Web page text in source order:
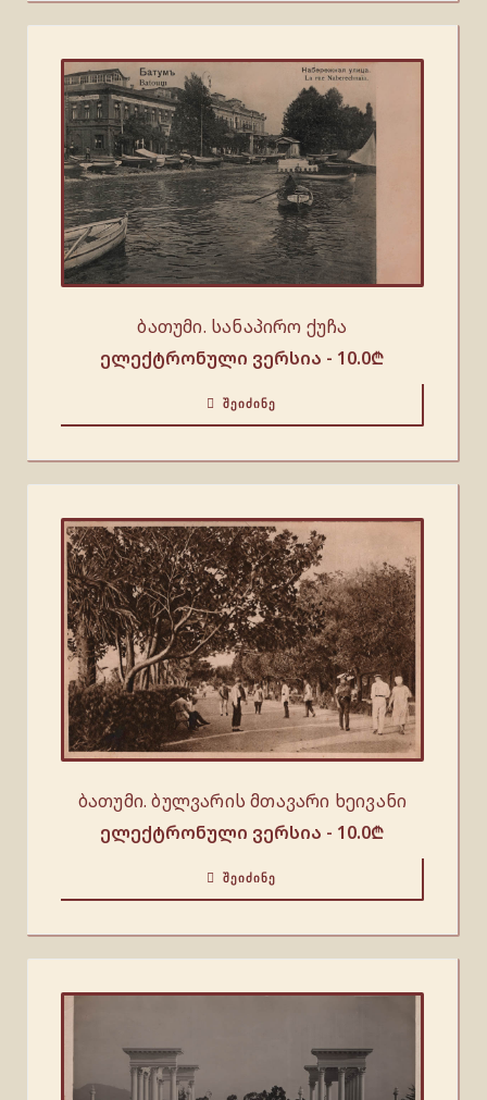
ბათუმი. სანაპირო ქუჩა
ელექტრონული ვერსია - 10.0₾
ᲨᲔᲘᲫᲘᲜᲔ
ბათუმი. ბულვარის მთავარი ხეივანი
ელექტრონული ვერსია - 10.0₾
ᲨᲔᲘᲫᲘᲜᲔ